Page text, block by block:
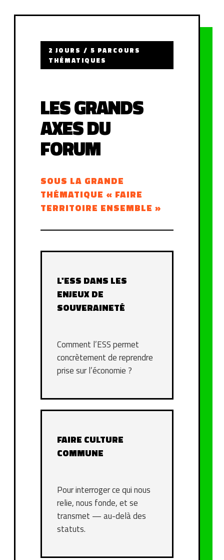
2 JOURS / 5 PARCOURS
THÉMATIQUES
LES GRANDS
AXES DU
FORUM
SOUS LA GRANDE
THÉMATIQUE « FAIRE
TERRITOIRE ENSEMBLE »
L'ESS DANS LES
ENJEUX DE
SOUVERAINETÉ
Comment l’ESS permet
concrètement de reprendre
prise sur l’économie ?
FAIRE CULTURE
COMMUNE
Pour interroger ce qui nous
relie, nous fonde, et se
transmet — au-delà des
statuts.